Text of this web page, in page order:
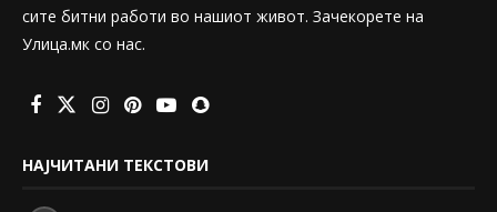
сите битни работи во нашиот живот. Зачекорете на
Улица.мк со нас.
НАЈЧИТАНИ ТЕКСТОВИ